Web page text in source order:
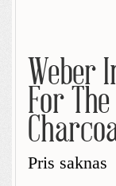
Weber
For
Pris saknas